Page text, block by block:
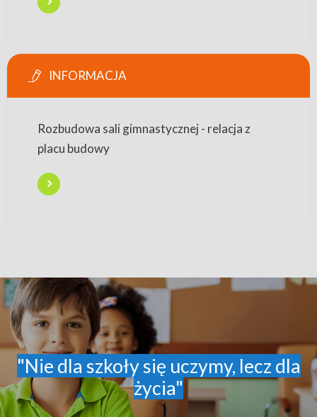
INFORMACJA
Rozbudowa sali gimnastycznej - relacja z
placu budowy
"Nie dla szkoły się uczymy, lecz dla
życia"